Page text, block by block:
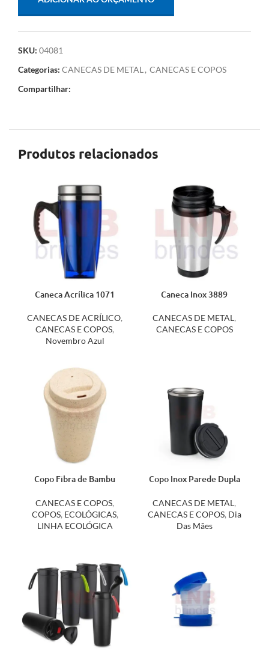
SKU: 04081
Categorias: CANECAS DE METAL , CANECAS E COPOS
Compartilhar:
Produtos relacionados
Caneca Acrílica 1071
CANECAS DE ACRÍLICO,
CANECAS E COPOS,
Novembro Azul
Caneca Inox 3889
CANECAS DE METAL,
CANECAS E COPOS
Copo Fibra de Bambu
CANECAS E COPOS,
COPOS, ECOLÓGICAS,
LINHA ECOLÓGICA
Copo Inox Parede Dupla
CANECAS DE METAL,
CANECAS E COPOS, Dia
Das Mães